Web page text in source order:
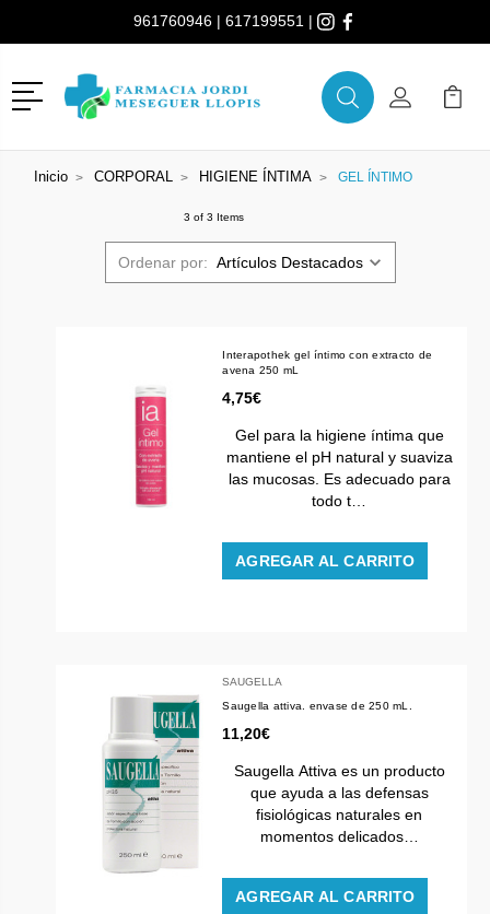
961760946 | 617199551 |
Menú
BuscarMi Cuenta
Mi
Inicio CORPORAL HIGIENE ÍNTIMA GEL ÍNTIMO
3 of 3 Items
Ordenar por:
Interapothek gel íntimo con extracto de
avena 250 mL
4,75€
Gel para la higiene íntima que
mantiene el pH natural y suaviza
las mucosas. Es adecuado para
todo t…
AGREGAR AL CARRITO
SAUGELLA
Saugella attiva. envase de 250 mL.
11,20€
Saugella Attiva es un producto
que ayuda a las defensas
fisiológicas naturales en
momentos delicados…
AGREGAR AL CARRITO